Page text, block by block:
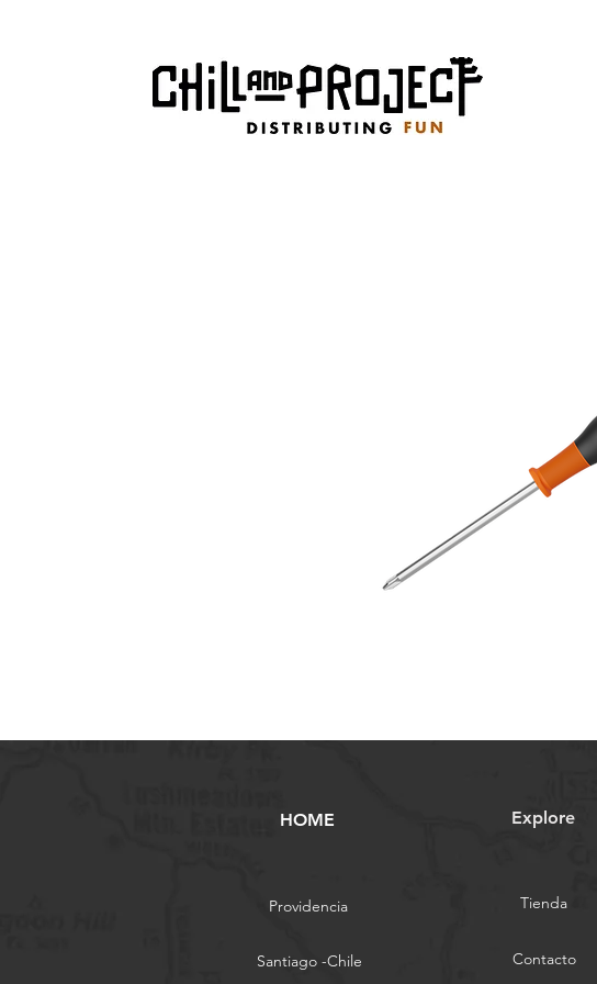
HOME Explore
Providencia
Santiago -Chile
Tienda
Contacto